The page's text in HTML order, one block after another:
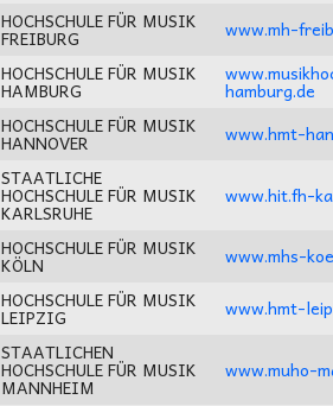
HOCHSCHULE FÜR MUSIK
FREIBURG
www.mh-
HOCHSCHULE FÜR MUSIK
HAMBURG
hamburg.de
HOCHSCHULE FÜR MUSIK
HANNOVER www.hmt-
STAATLICHE
HOCHSCHULE FÜR MUSIK
KARLSRUHE
www.hit.fh-
HOCHSCHULE FÜR MUSIK
KÖLN
www.mhs-
HOCHSCHULE FÜR MUSIK
LEIPZIG www.hmt-
STAATLICHEN
HOCHSCHULE FÜR MUSIK
MANNHEIM
www.muho-